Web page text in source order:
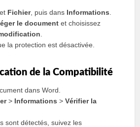
Fichier, puis dans Informations
le document et choisissez
la protection est désactivée.
de la Compatibilité
dans Word.
> Informations >Vérifier la
sont détectés, suivez les